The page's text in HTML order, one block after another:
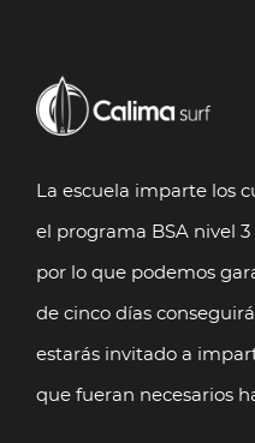
información en nuestra
Privacidad
La escuela imparte los
el programa BSA nivel
por lo que podemos
de cinco días
estarás invitado a
que fueran necesarios